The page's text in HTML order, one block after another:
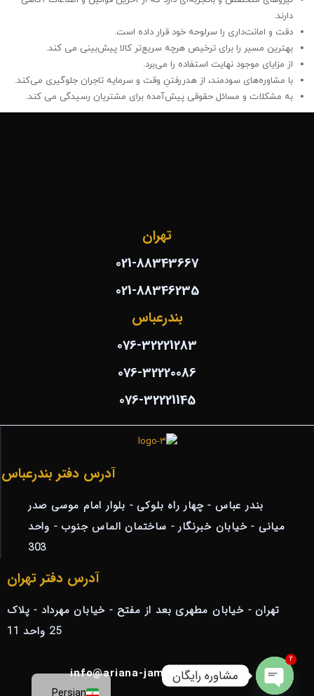
دارند.
دقت و امانت‌داری را سرلوحه خود قرار داده است.
بهترین مسیر را برای ترخیص هرچه سریع‌تر کالا پیش‌بینی می کند.
از مزایای موجود نهایت استفاده را می‌برد.
با مشاوره‌های سودمند، از هدررفتنِ وقت و سرمایه تاجران جلوگیری می‌کند.
به مشکلات و مسائل حقوقی پیش‌آمده برای مشتریان رسیدگی می کند.
تهران
021-88343667
021-88346235
بندرعباس
076-32221283
076-32220086
076-32221145
آدرس دفتر بندرعباس
بندر عباس - چهار راه بلوکی - بلوار امام موسی صدر
میانی - خیابان خبرنگار - ساختمان الماس جنوب - واحد
303
آدرس دفتر تهران
تهران - خیابان مطهری بعد از مفتح - خیابان مهرداد - پلاک
25 واحد 11
ایمیل : info@ariana-jam.com
Persian
مشاوره رایگان
2